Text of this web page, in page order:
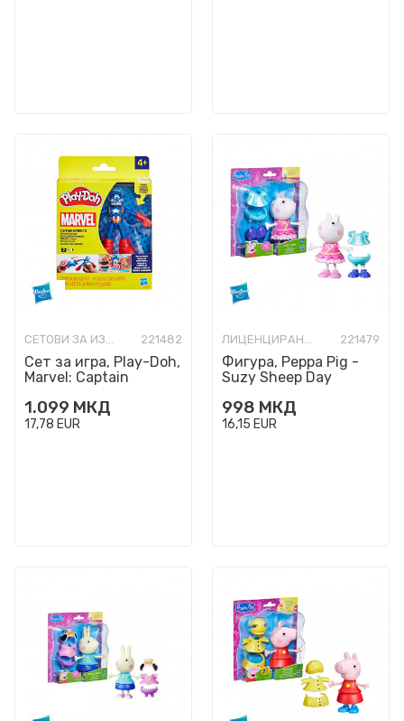
СЕТОВИ ЗА ИЗРАБОТКА 221482
Сет за игра, Play-Doh,
Marvel: Captain
Shield
1.099 МКД
17,78 EUR
ЛИЦЕНЦИРАНИ ФИГУРИ И СЕТОВИ 221479
Фигура, Peppa Pig -
Suzy Sheep Day
998 МКД
16,15 EUR